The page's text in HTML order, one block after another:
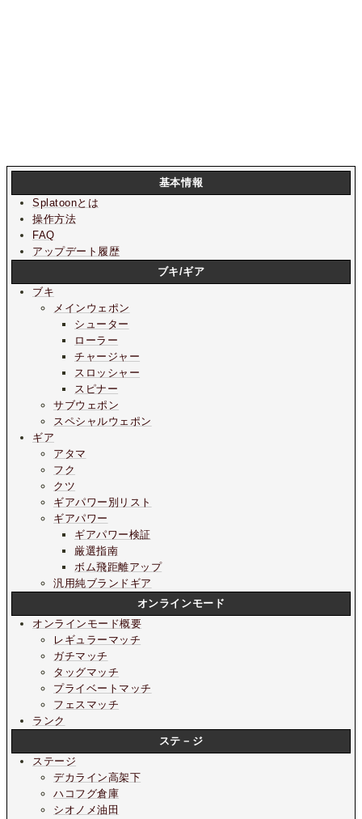
基本情報
Splatoonとは
操作方法
FAQ
アップデート履歴
ブキ/ギア
ブキ
メインウェポン
シューター
ローラー
チャージャー
スロッシャー
スピナー
サブウェポン
スペシャルウェポン
ギア
アタマ
フク
クツ
ギアパワー別リスト
ギアパワー
ギアパワー検証
厳選指南
ボム飛距離アップ
汎用純ブランドギア
オンラインモード
オンラインモード概要
レギュラーマッチ
ガチマッチ
タッグマッチ
プライベートマッチ
フェスマッチ
ランク
ステ－ジ
ステージ
デカライン高架下
ハコフグ倉庫
シオノメ油田